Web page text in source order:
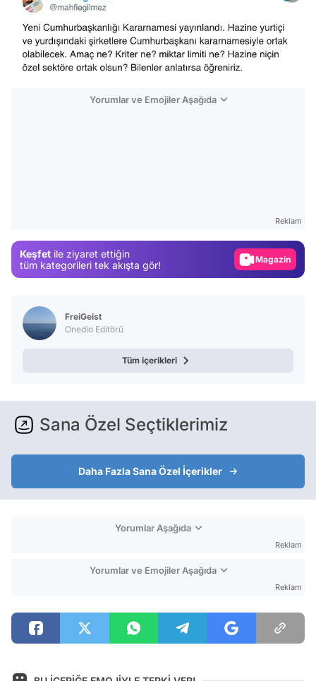
Yorumlar ve Emojiler Aşağıda
Reklam
Keşfet ile ziyaret ettiğin
tüm kategorileri tek akışta gör!
Magazin
FreiGeist
Onedio Editörü
Tüm içerikleri
Sana Özel Seçtiklerimiz
Daha Fazla Sana Özel İçerikler
Yorumlar Aşağıda
Reklam
Yorumlar ve Emojiler Aşağıda
Reklam